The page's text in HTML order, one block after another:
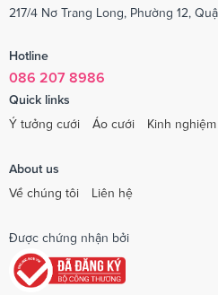
217/4 Nơ Trang Long, Phường 12,
Hotline
086 207 8986
Quick links
Ý tưởng cưới
Áo cưới Kinh
About us
Về chúng tôi
Liên hệ
Được chứng nhận bởi